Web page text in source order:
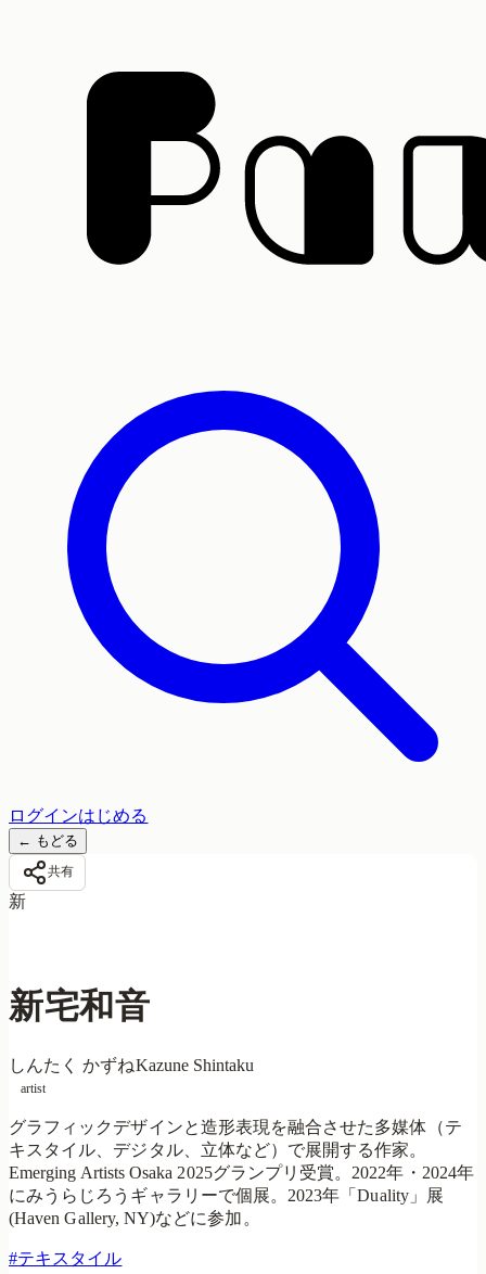
ログインはじめる
← もどる
共有
新
新宅和音
しんたく かずねKazune Shintaku
artist
グラフィックデザインと造形表現を融合させた多媒体（テ
キスタイル、デジタル、立体など）で展開する作家。
Emerging Artists Osaka 2025グランプリ受賞。2022年・2024年
にみうらじろうギャラリーで個展。2023年「Duality」展
(Haven Gallery, NY)などに参加。
#テキスタイル